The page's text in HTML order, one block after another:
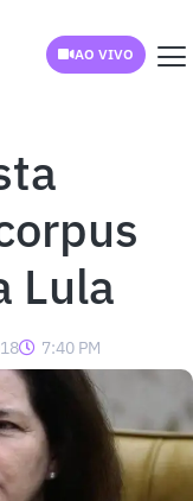
AO VIVO
Lula
7:40 PM